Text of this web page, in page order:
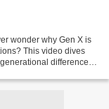
wonder why Gen X is
This video dives
differences